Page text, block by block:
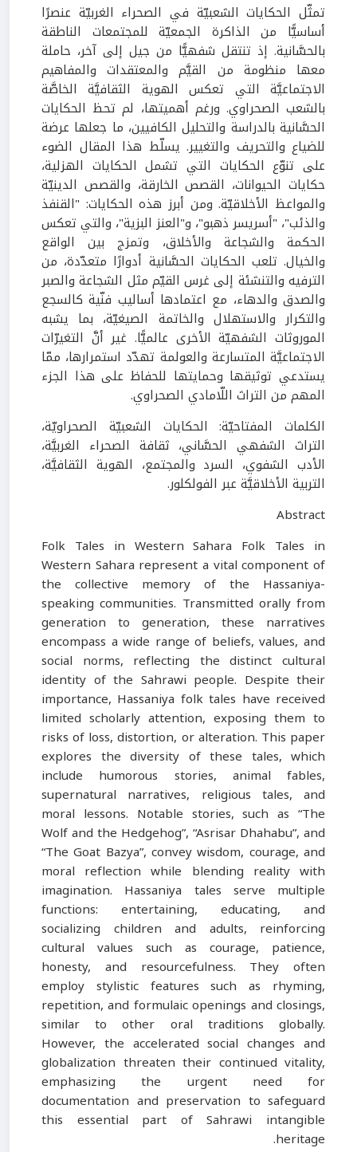
تمثّل الحكايات الشعبيّة في الصحراء الغربيّة عنصرًا
أساسيًّا من الذاكرة الجمعيّة للمجتمعات الناطقة
بالحسَّانية. إذ تنتقل شفهيًّا من جيل إلى آخر، حاملة
معها منظومة من القيَّم والمعتقدات والمفاهيم
الاجتماعيَّة التي تعكس الهوية الثقافيَّة الخاصَّة
بالشعب الصحراوي. ورغم أهميتها، لم تحظ الحكايات
الحسَّانية بالدراسة والتحليل الكافيين، ما جعلها عرضة
للضياع والتحريف والتغيير. يسلّط هذا المقال الضوء
على تنوّع الحكايات التي تشمل الحكايات الهزلية،
حكايات الحيوانات، القصص الخارقة، والقصص الدينيّة
والمواعظ الأخلاقيّة. ومن أبرز هذه الحكايات: "القنفذ
والذئب"، "أسريسر ذهبو"، و"العنز البزية"، والتي تعكس
الحكمة والشجاعة والأخلاق، وتمزج بين الواقع
والخيال. تلعب الحكايات الحسَّانية أدوارًا متعدّدة، من
الترفيه والتنشئة إلى غرس القيّم مثل الشجاعة والصبر
والصدق والدهاء، مع اعتمادها أساليب فنّية كالسجع
والتكرار والاستهلال والخاتمة الصيغيّة، بما يشبه
الموروثات الشفهيّة الأخرى عالميًّا. غير أنَّ التغيرّات
الاجتماعيَّة المتسارعة والعولمة تهدّد استمرارها، ممّا
يستدعي توثيقها وحمايتها للحفاظ على هذا الجزء
المهم من التراث اللّامادي الصحراوي.
الكلمات المفتاحيّة: الحكايات الشعبيّة الصحراويّة،
التراث الشفهي الحسَّاني، ثقافة الصحراء الغربيَّة،
الأدب الشفوي، السرد والمجتمع، الهوية الثقافيَّة،
التربية الأخلاقيَّة عبر الفولكلور.
Abstract
Folk Tales in Western Sahara Folk Tales in
Western Sahara represent a vital component of
the collective memory of the Hassaniya-
speaking communities. Transmitted orally from
generation to generation, these narratives
encompass a wide range of beliefs, values, and
social norms, reflecting the distinct cultural
identity of the Sahrawi people. Despite their
importance, Hassaniya folk tales have received
limited scholarly attention, exposing them to
risks of loss, distortion, or alteration. This paper
explores the diversity of these tales, which
include humorous stories, animal fables,
supernatural narratives, religious tales, and
moral lessons. Notable stories, such as “The
Wolf and the Hedgehog”, “Asrisar Dhahabu”, and
“The Goat Bazya”, convey wisdom, courage, and
moral reflection while blending reality with
imagination. Hassaniya tales serve multiple
functions: entertaining, educating, and
socializing children and adults, reinforcing
cultural values such as courage, patience,
honesty, and resourcefulness. They often
employ stylistic features such as rhyming,
repetition, and formulaic openings and closings,
similar to other oral traditions globally.
However, the accelerated social changes and
globalization threaten their continued vitality,
emphasizing the urgent need for
documentation and preservation to safeguard
this essential part of Sahrawi intangible
heritage.